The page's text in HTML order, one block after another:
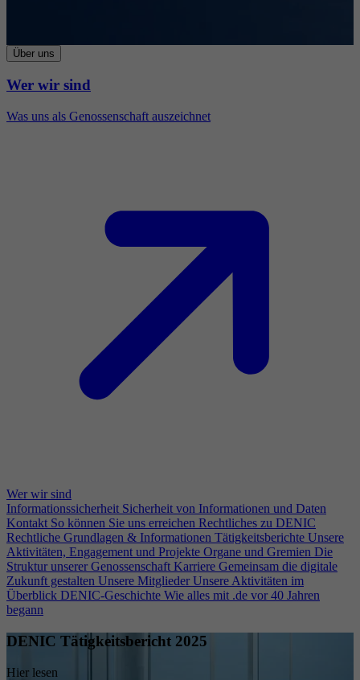
Über uns
Wer wir sind
Was uns als Genossenschaft auszeichnet
Wer wir sind
Informationssicherheit Sicherheit von Informationen und Daten
Kontakt So können Sie uns erreichen Rechtliches zu DENIC
Rechtliche Grundlagen & Informationen Tätigkeitsberichte Unsere
Aktivitäten, Engagement und Projekte Organe und Gremien Die
Struktur unserer Genossenschaft Karriere Gemeinsam die digitale
Zukunft gestalten Unsere Mitglieder Unsere Aktivitäten im
Überblick DENIC-Geschichte Wie alles mit .de vor 40 Jahren
begann
DENIC Tätigkeitsbericht 2025
Hier lesen